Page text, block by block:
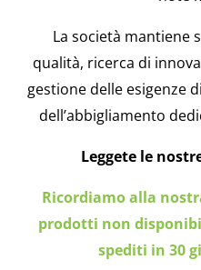
La società mantiene
qualità, ricerca di
gestione delle esigenze
dell’abbigliamento
Leggete le
Ricordiamo alla
prodotti non
spediti in 30